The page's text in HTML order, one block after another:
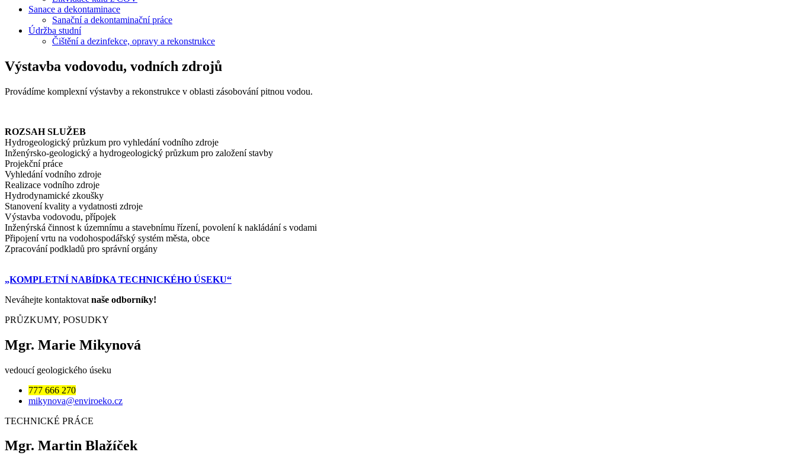
Sanace a dekontaminace
Sanační a dekontaminační práce
Údržba studní
Čištění a dezinfekce, opravy a rekonstrukce
Výstavba vodovodu, vodních zdrojů
Provádíme komplexní výstavby a rekonstrukce v oblasti zásobování pitnou vodou.
ROZSAH SLUŽEB
Hydrogeologický průzkum pro vyhledání vodního zdroje
Inženýrsko-geologický a hydrogeologický průzkum pro založení stavby
Projekční práce
Vyhledání vodního zdroje
Realizace vodního zdroje
Hydrodynamické zkoušky
Stanovení kvality a vydatnosti zdroje
Výstavba vodovodu, přípojek
Inženýrská činnost k územnímu a stavebnímu řízení, povolení k nakládání s vodami
Připojení vrtu na vodohospodářský systém města, obce
Zpracování podkladů pro správní orgány
„KOMPLETNÍ NABÍDKA TECHNICKÉHO ÚSEKU“
Neváhejte kontaktovat naše odborníky!
PRŮZKUMY, POSUDKY
Mgr. Marie Mikynová
vedoucí geologického úseku
777 666 270
mikynova@enviroeko.cz
TECHNICKÉ PRÁCE
Mgr. Martin Blažíček